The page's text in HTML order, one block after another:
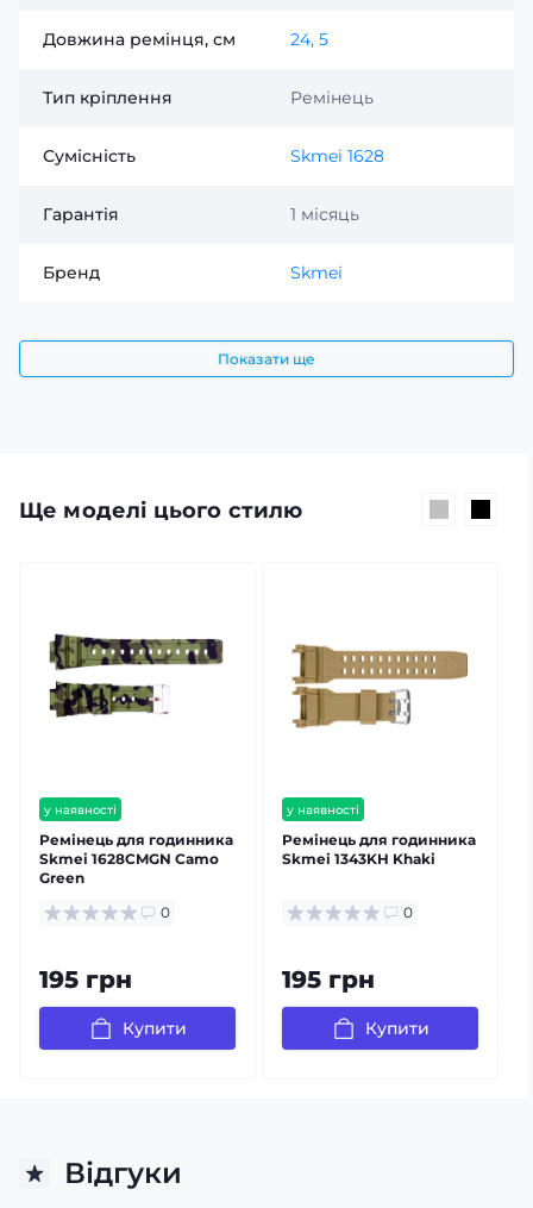
Довжина ремінця, см 24, 5
Тип кріплення Ремінець
Сумісність Skmei 1628
Гарантія 1 місяць
Бренд Skmei
Показати ще
Ще моделі цього стилю
у наявності
Ремінець для годинника
Skmei 1628CMGN Camo
Green
0
195 грн
Купити
у наявності
Ремінець для годинника
Skmei 1343KH Khaki
0
195 грн
Купити
Відгуки